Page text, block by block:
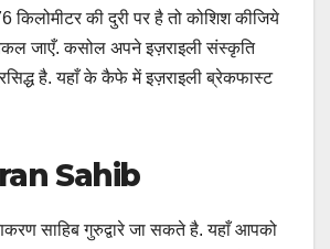
किलोमीटर की दुरी पर है तो कोशिश कीजिये
जाएँ. कसोल अपने इज़राइली संस्कृति
है. यहाँ के कैफे में इज़राइली ब्रेकफास्ट
Sahib
साहिब गुरुद्वारे जा सकते है. यहाँ आपको